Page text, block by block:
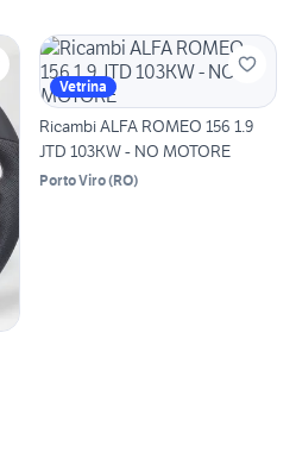
Vetrina
Ricambi ALFA ROMEO 156 1.9
JTD 103KW - NO MOTORE
Porto Viro(RO)